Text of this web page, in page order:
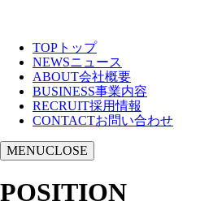
TOP トップ
NEWSニュース
ABOUT会社概要
BUSINESS事業内容
RECRUIT採用情報
CONTACTお問い合わせ
MENUCLOSE
POSITION